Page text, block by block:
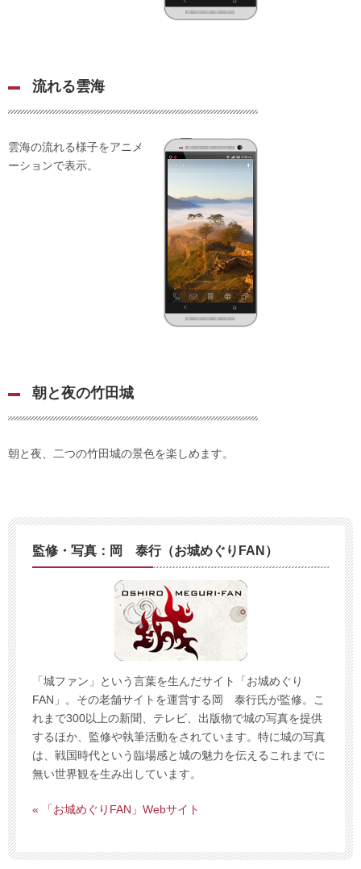
流れる雲海
雲海の流れる様子をアニメ
ーションで表示。
朝と夜の竹田城
朝と夜、二つの竹田城の景色を楽しめます。
監修・写真：岡 泰行（お城めぐりFAN）
「城ファン」という言葉を生んだサイト「お城めぐり
FAN」。その老舗サイトを運営する岡 泰行氏が監修。こ
れまで300以上の新聞、テレビ、出版物で城の写真を提供
するほか、監修や執筆活動をされています。特に城の写真
は、戦国時代という臨場感と城の魅力を伝えるこれまでに
無い世界観を生み出しています。
« 「お城めぐりFAN」Webサイト